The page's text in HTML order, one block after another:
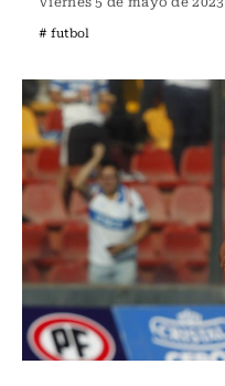
# futbol